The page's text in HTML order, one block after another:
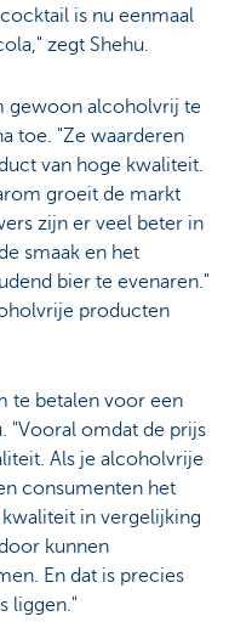
is nu eenmaal
zegt Shehu.
gewoon alcoholvrij te
toe. "Ze waarderen
van hoge kwaliteit.
groeit de markt
zijn er veel beter in
smaak en het
bier te evenaren."
producten
te betalen voor een
"Vooral omdat de prijs
Als je alcoholvrije
consumenten het
in vergelijking
kunnen
En dat is precies
liggen."